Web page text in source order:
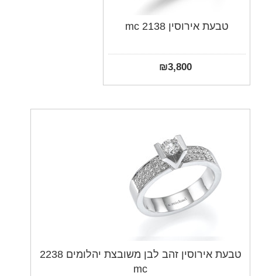
טבעת אירוסין mc 2138
₪3,800
טבעת אירוסין זהב לבן משובצת יהלומים 2238
mc